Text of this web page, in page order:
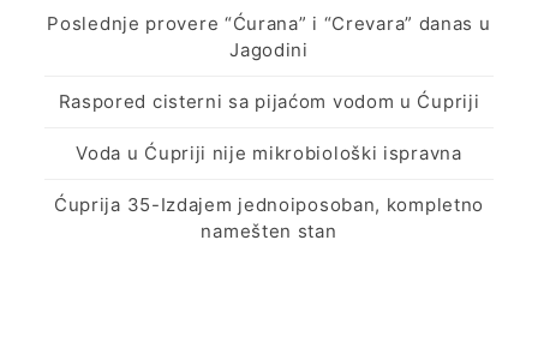
Poslednje provere “Ćurana” i “Crevara” danas u
Jagodini
Raspored cisterni sa pijaćom vodom u Ćupriji
Voda u Ćupriji nije mikrobiološki ispravna
Ćuprija 35-Izdajem jednoiposoban, kompletno
namešten stan